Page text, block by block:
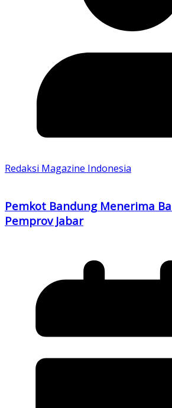
Redaksi Magazine Indonesia
Pemkot Bandung Menerima
Pemprov Jabar